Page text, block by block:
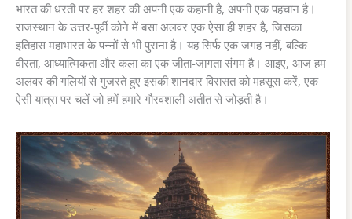
भारत की धरती पर हर शहर की अपनी एक कहानी है, अपनी एक पहचान है।
राजस्थान के उत्तर-पूर्वी कोने में बसा अलवर एक ऐसा ही शहर है, जिसका
इतिहास महाभारत के पन्नों से भी पुराना है। यह सिर्फ एक जगह नहीं, बल्कि
वीरता, आध्यात्मिकता और कला का एक जीता-जागता संगम है। आइए, आज हम
अलवर की गलियों से गुजरते हुए इसकी शानदार विरासत को महसूस करें, एक
ऐसी यात्रा पर चलें जो हमें हमारे गौरवशाली अतीत से जोड़ती है।